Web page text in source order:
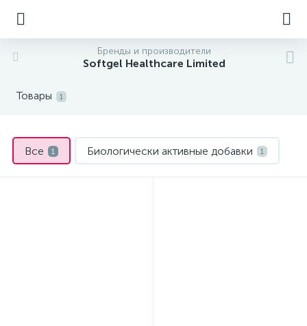
Бренды и производители
Softgel Healthcare Limited
Товары 1
Все 1 Биологически активные добавки 1